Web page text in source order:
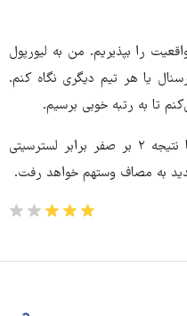
را بپذیریم. من به لیورپول
یا هر تیم دیگری نگاه کنم.
تا به رتبه خوبی برسیم.
سیتی در آخرین بازی در سال ۲۰۲۴ با نتیجه ۲ بر صفر برابر لسترسیتی
به مصاف وستهم خواهد رفت.